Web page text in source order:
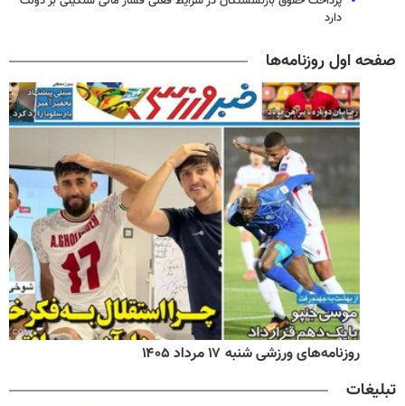
دارد
صفحه اول روزنامه‌ها
روزنامه‌های ورزشی شنبه ۱۷ مرداد ۱۴۰۵
تبلیغات